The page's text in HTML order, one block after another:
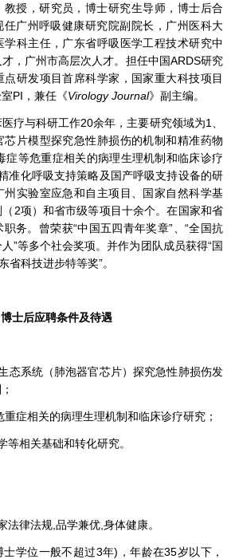
教授，研究员，博士研究生导师，博士后合
广州呼吸健康研究院副院长，广州医科大
科主任，广东省呼吸医学工程技术研究中
，广州市高层次人才。担任中国ARDS研究
研发项目首席科学家，国家重大科技项目
PI，兼任《Virology Journal》副主编。
疗与科研工作20余年，主要研究领域为1、
片模型探究急性肺损伤的机制和精准药物
症等危重症相关的病理生理机制和临床诊疗
准化呼吸支持策略及国产呼吸支持设备的研
州实验室应急和自主项目、国家自然科学基
2项）和省市级等项目十余个。在国家和省
务。曾荣获“中国五四青年奖章”、“全国抗
”等多个社会奖项。并作为团队成员获得“国
省科技进步特等奖”。
博士后应聘条件及待遇
态系统（肺泡器官芯片）探究急性肺损伤发
症相关的病理生理机制和临床诊疗研究；
等相关基础和转化研究。
法律法规,品学兼优,身体健康。
学位一般不超过3年)，年龄在35岁以下，